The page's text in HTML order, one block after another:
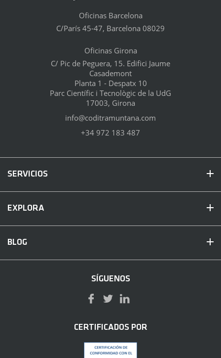
Oficinas Barcelona
C/París 45-47, Barcelona 08029
Oficinas Girona
C/ Pic de Peguera, 15. Edifici Jaume
Casademont
Planta 1 - Despatx 10
Parc Científic i Tecnològic de la UdG
17003, Girona
info@coditramuntana.com
+34 972 183 487
SERVICIOS
EXPLORA
BLOG
SÍGUENOS
CERTIFICADOS POR